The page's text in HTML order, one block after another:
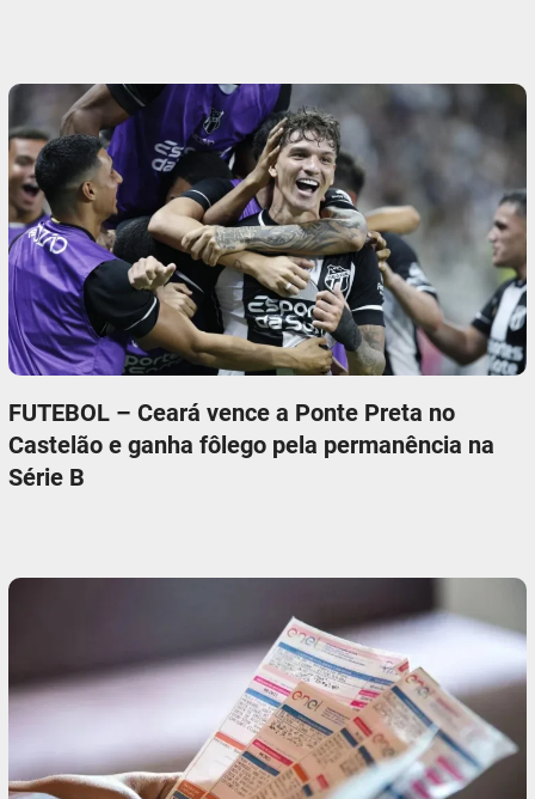
FUTEBOL – Ceará vence a Ponte Preta no
Castelão e ganha fôlego pela permanência na
Série B